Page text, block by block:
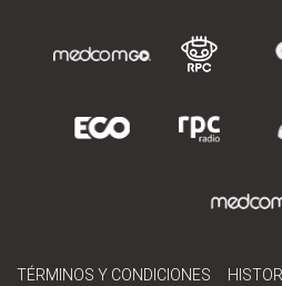
TÉRMINOS Y CONDICIONES